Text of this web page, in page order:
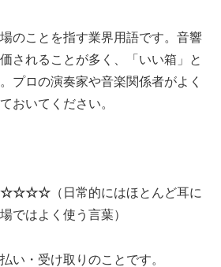
のことを指す業界用語です。音響
されることが多く、「いい箱」と
プロの演奏家や音楽関係者がよく
おいてください。
★☆☆☆☆ （日常的にはほとんど耳に
ではよく使う言葉）
い・受け取りのことです。